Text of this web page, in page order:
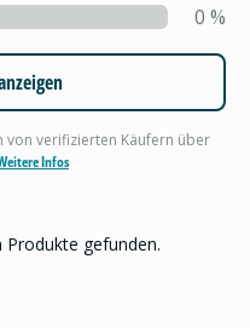
0 %
von verifizierten Käufern über
Infos
Produkte gefunden.